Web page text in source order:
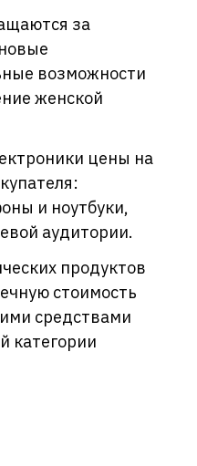
за
возможности
женской
цены на
и ноутбуки,
аудитории.
продуктов
стоимость
средствами
категории